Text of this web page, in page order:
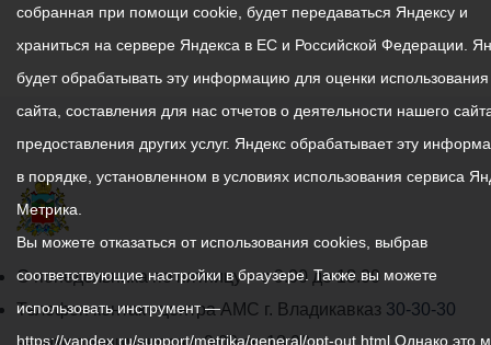
График
работы
администрации
С понедельника по пятницу – с 9.00 до 18.00
Телефон контакт-центра АМС г. Владикавказ 30-30-30
собранная при помощи cookie, будет передаваться Яндексу и
храниться на сервере Яндекса в ЕС и Российской Федерации.
будет обрабатывать эту информацию для оценки
сайта, составления для нас отчетов о деятельности нашего
предоставления других услуг. Яндекс обрабатывает эту
в порядке, установленном в условиях использования сервиса
Метрика.
Вы можете отказаться от использования cookies, выбрав
соответствующие настройки в браузере. Также вы можете
использовать инструмент —
https://yandex.ru/support/metrika/general/opt-out.html Однако это